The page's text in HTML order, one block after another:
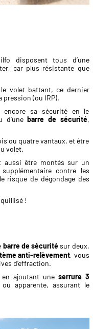
disposent tous d’une
car plus résistante que
volet battant, ce dernier
pression (ou IRP).
encore sa sécurité en le
d’unebarre de sécurité,
ou quatre vantaux, et être
volet.
aussi être montés sur un
contre les
risque de dégondage des
!
barre de sécuritésur deux,
anti-relèvement, vous
d’effraction.
en ajoutant une serrure 3
apparente, assurant le